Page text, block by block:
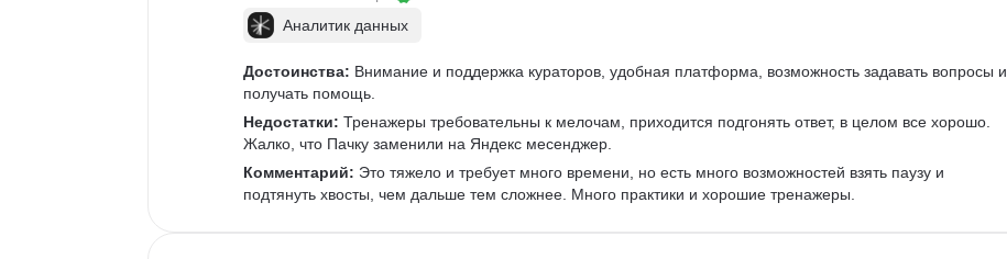
Аналитика данныхАналитик данных
Достоинства: Внимание и поддержка кураторов, удобная платформа, возможность задавать вопросы и
получать помощь.
Недостатки: Тренажеры требовательны к мелочам, приходится подгонять ответ, в целом все хорошо.
Жалко, что Пачку заменили на Яндекс месенджер.
Комментарий: Это тяжело и требует много времени, но есть много возможностей взять паузу и
подтянуть хвосты, чем дальше тем сложнее. Много практики и хорошие тренажеры.